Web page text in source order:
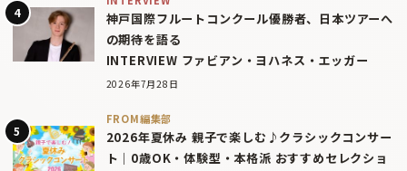
神戸国際フルートコンクール優勝者、日本ツアーへ
の期待を語る
INTERVIEW ファビアン・ヨハネス・エッガー
2026年7月28日
FROM編集部
2026年夏休み 親子で楽しむ♪クラシックコンサー
ト｜0歳OK・体験型・本格派 おすすめセレクショ